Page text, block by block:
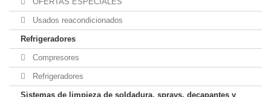
Usados reacondicionados
Refrigeradores
Compresores
Refrigeradores
Sistemas de limpieza de soldadura, sprays, decapantes y